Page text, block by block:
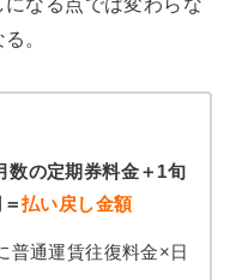
。
数の定期券料金＋1旬
払い戻し金額
普通運賃往復料金×日